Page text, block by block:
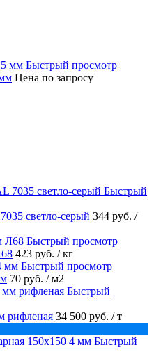
Быстрый просмотр
Цена по запросу
Быстрый
светло-серый 344 руб. /
Быстрый просмотр
423 руб. / кг
Быстрый просмотр
70 руб. / м2
Быстрый
рифленая 34 500 руб. / т
Быстрый